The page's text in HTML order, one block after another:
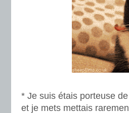
* Je suis étais porteuse
et je mets mettais